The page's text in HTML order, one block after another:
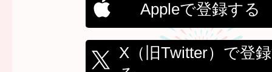
Appleで登録する
X（旧Twitter）で登